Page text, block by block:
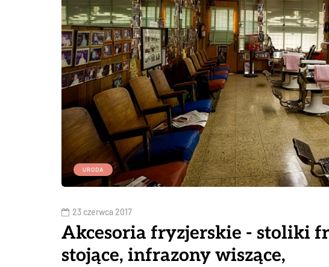
URODA
23 czerwca 2017
Akcesoria fryzjerskie - stoliki
stojące, infrazony wiszące,